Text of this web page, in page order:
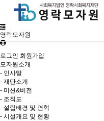
영락모자원
로그인 회원가입
모자원소개
- 인사말
- 재단소개
- 미션&비전
- 조직도
- 설립배경 및 연혁
- 시설개요 및 현황